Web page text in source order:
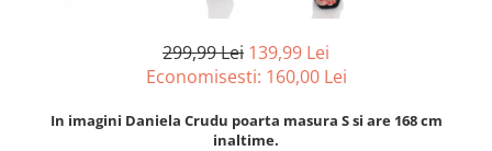
299,99 Lei 139,99 Lei
Economisesti: 160,00 Lei
In imagini Daniela Crudu poarta masura S si are 168 cm
inaltime.